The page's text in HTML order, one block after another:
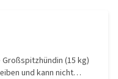
(15 kg)
und kann nicht